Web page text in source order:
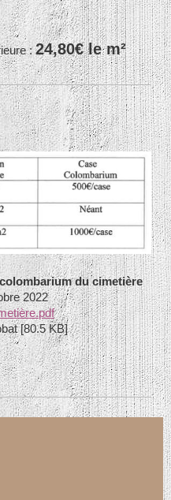
:24,80€ le m²
du cimetière
2022
[80.5 KB]